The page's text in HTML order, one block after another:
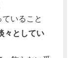
いること
々としてい